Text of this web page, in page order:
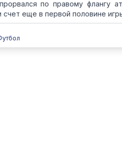
по правому флангу
счет еще в первой половине